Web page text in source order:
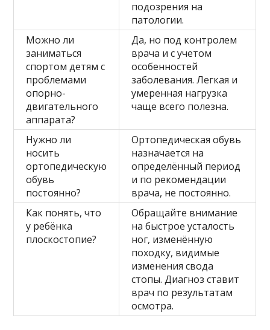
подозрения на
патологии.
Можно ли
заниматься
спортом детям с
проблемами
опорно-
двигательного
аппарата?
Да, но под контролем
врача и с учетом
особенностей
заболевания. Легкая и
умеренная нагрузка
чаще всего полезна.
Нужно ли
носить
ортопедическую
обувь
постоянно?
Ортопедическая обувь
назначается на
определённый период
и по рекомендации
врача, не постоянно.
Как понять, что
у ребёнка
плоскостопие?
Обращайте внимание
на быстрое усталость
ног, изменённую
походку, видимые
изменения свода
стопы. Диагноз ставит
врач по результатам
осмотра.